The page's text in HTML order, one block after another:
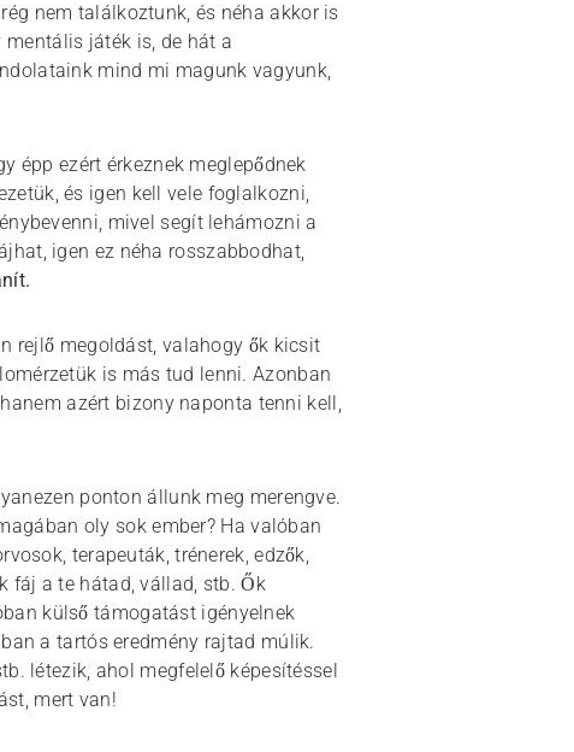
nem találkoztunk, és néha akkor is
játék is, de hát a
mind mi magunk vagyunk,
épp ezért érkeznek meglepődnek
és igen kell vele foglalkozni,
mivel segít lehámozni a
igen ez néha rosszabbodhat,
rejlő megoldást, valahogy ők kicsit
is más tud lenni. Azonban
azért bizony naponta tenni kell,
ponton állunk meg merengve.
oly sok ember? Ha valóban
terapeuták, trénerek, edzők,
fáj a te hátad, vállad, stb. Ők
külső támogatást igényelnek
a tartós eredmény rajtad múlik.
létezik, ahol megfelelő képesítéssel
mert van!